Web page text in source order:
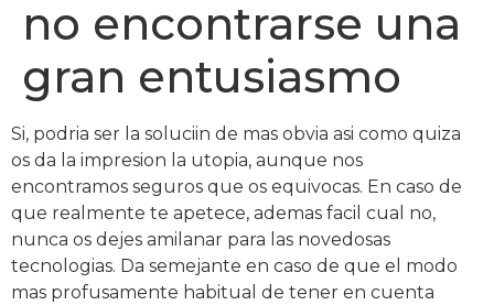
no encontrarse una
gran entusiasmo
Si, podria ser la soluciin de mas obvia asi como quiza
os da la impresion la utopia, aunque nos
encontramos seguros que os equivocas. En caso de
que realmente te apetece, ademas facil cual no,
nunca os dejes amilanar para las novedosas
tecnologias. Da semejante en caso de que el modo
mas profusamente habitual de tener en cuenta